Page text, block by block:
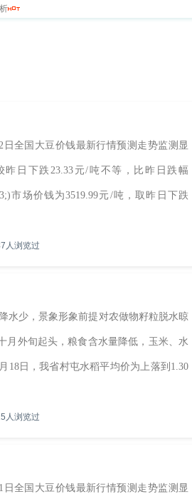
全国大豆价钱最新行情预测走势监测显
昨日下跌23.33元/吨不等，比昨日跌幅
场价钱为3519.99元/吨，取昨日下跌
人浏览过
少，景象形象前提对农做物籽粒脱水晾
外旬起头，粮食含水量降低，玉米、水
日，我省村屯水稻平均价为上落到1.30
人浏览过
全国大豆价钱最新行情预测走势监测显